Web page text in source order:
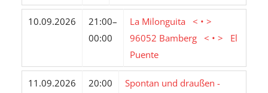
10.09.2026
21:00–
00:00
La Milonguita < • >
96052 Bamberg < • > El
Puente
11.09.2026 20:00
Spontan und draußen -